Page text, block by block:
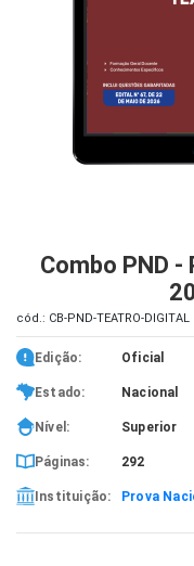
Combo PND
cód.: CB-PND-TEATRO-DIGITAL
Edição: Oficial
Estado: Nacional
Nível: Superior
Páginas: 292
Instituição: Prova